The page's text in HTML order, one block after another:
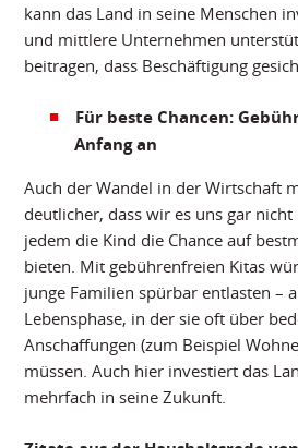
kann das Land in seine Menschen
und mittlere Unternehmen
beitragen, dass Beschäftigung
Für beste Chancen:
Anfang an
Auch der Wandel in der Wirtschaft
deutlicher, dass wir es uns gar
jedem die Kind die Chance auf
bieten. Mit gebührenfreien Kitas
junge Familien spürbar entlasten –
Lebensphase, in der sie oft über
Anschaffungen (zum Beispiel
müssen. Auch hier investiert das
mehrfach in seine Zukunft.